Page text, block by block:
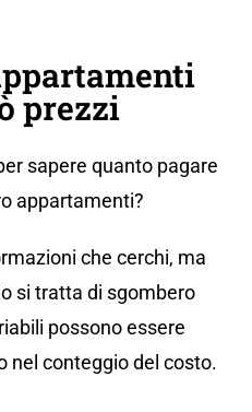
prezzi
sapere quanto pagare
appartamenti?
che cerchi, ma
si tratta di sgombero
possono essere
nel conteggio del costo.